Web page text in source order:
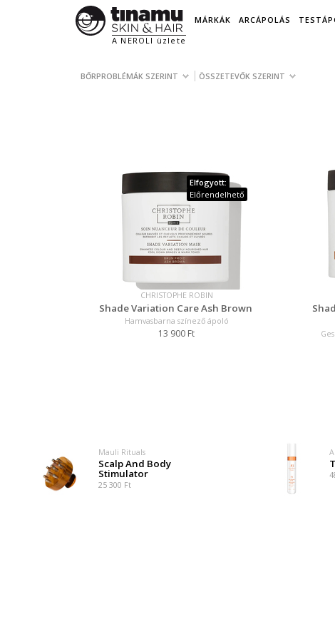
A NEROLI üzlete
MÁRKÁK ARCÁPOLÁS
BŐRPROBLÉMÁK SZERINT ÖSSZETEVŐK SZERINT
Elfogyott:
Előrendelhető
CHRISTOPHE ROBIN
Shade Variation Care Ash Brown
Hamvasbarna színező ápoló
13 900 Ft
Mauli Rituals
Scalp And Body
Stimulator
25 300 Ft